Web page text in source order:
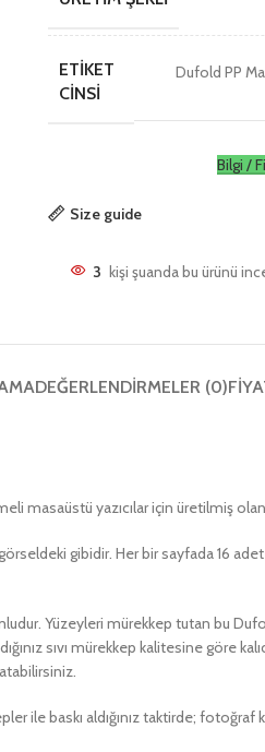
ETIKET
CINSI
Dufold PP
Bilgi /
Size guide
3 kişi şuanda bu ürünü
DEĞERLENDIRMELER (0)
masaüstü yazıcılar için üretilmiş
gibidir. Her bir sayfada 16
Yüzeyleri mürekkep tutan bu
sıvı mürekkep kalitesine göre
ile baskı aldığınız taktirde; fotoğraf